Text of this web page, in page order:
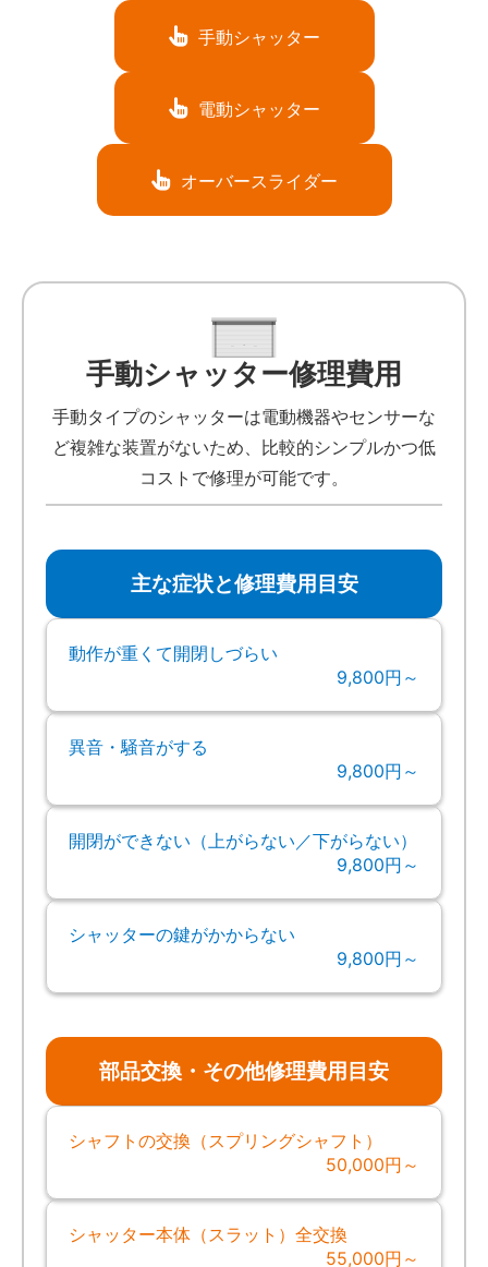
手動シャッター
電動シャッター
オーバースライダー
手動シャッター修理費用
手動タイプのシャッターは電動機器やセンサーな
ど複雑な装置がないため、比較的シンプルかつ低
コストで修理が可能です。
主な症状と修理費用目安
動作が重くて開閉しづらい
9,800円～
異音・騒音がする
9,800円～
開閉ができない（上がらない／下がらない）
9,800円～
シャッターの鍵がかからない
9,800円～
部品交換・その他修理費用目安
シャフトの交換（スプリングシャフト）
50,000円～
シャッター本体（スラット）全交換
55,000円～